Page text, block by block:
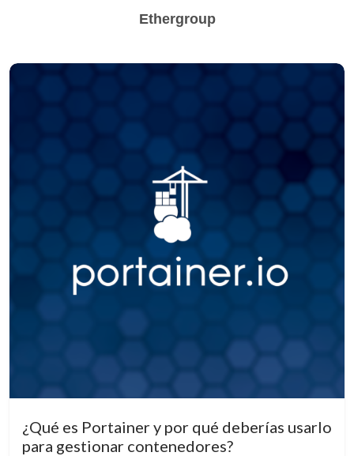
Ethergroup
¿Qué es Portainer y por qué deberías usarlo
para gestionar contenedores?